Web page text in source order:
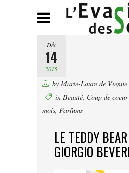
Déc
14
2015
by Marie-Laure de Vienne
in Beauté, Coup de
mois, Parfums
LE TEDDY
GIORGIO